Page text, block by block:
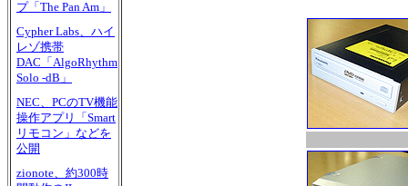
プ「The Pan Am」
Cypher Labs、ハイ
レゾ携帯
DAC「AlgoRhythm
Solo -dB」
NEC、PCのTV機能
操作アプリ「Smart
リモコン」などを
公開
zionote、約300時